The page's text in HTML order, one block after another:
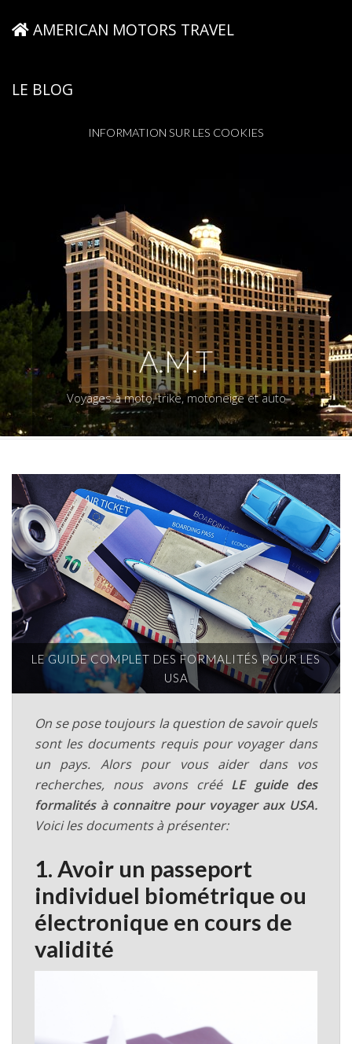
AMERICAN MOTORS TRAVEL
LE BLOG
INFORMATION SUR LES COOKIES
A.M.T
Voyages à moto, trike, motoneige et auto
LE GUIDE COMPLET DES FORMALITÉS POUR LES
USA
On se pose toujours la question de savoir quels
sont les documents requis pour voyager dans
un pays. Alors pour vous aider dans vos
recherches, nous avons créé LE guide des
formalités à connaitre pour voyager aux USA.
Voici les documents à présenter:
1. Avoir un passeport
individuel biométrique ou
électronique en cours de
validité